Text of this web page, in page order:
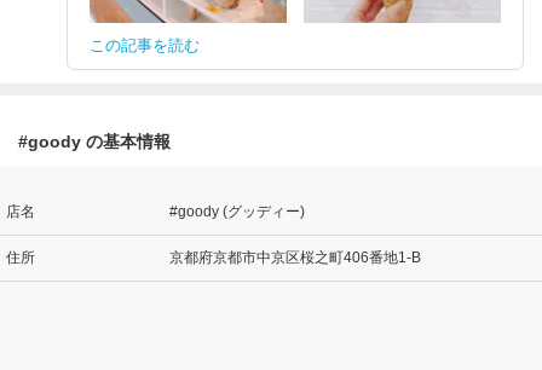
この記事を読む
#goody の基本情報
店名 #goody (グッディー)
住所 京都府京都市中京区桜之町406番地1-B